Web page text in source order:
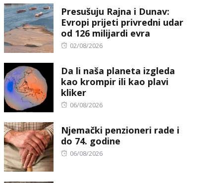
Presušuju Rajna i Dunav:
Evropi prijeti privredni udar
od 126 milijardi evra
Posted
02/08/2026
Da li naša planeta izgleda
kao krompir ili kao plavi
kliker
Posted
06/08/2026
Njemački penzioneri rade i
do 74. godine
Posted
06/08/2026